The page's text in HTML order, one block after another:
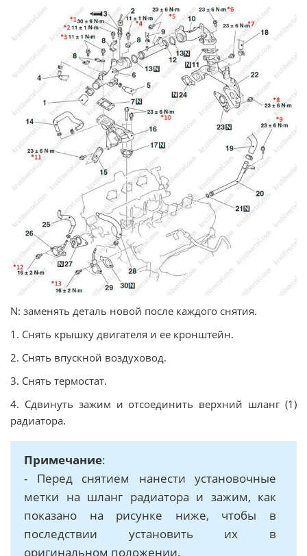
N: заменять деталь новой после каждого снятия.
1. Снять крышку двигателя и ее кронштейн.
2. Снять впускной воздуховод.
3. Снять термостат.
4. Сдвинуть зажим и отсоединить верхний шланг (1)
радиатора.
Примечание:
- Перед снятием нанести установочные
метки на шланг радиатора и зажим, как
показано на рисунке ниже, чтобы в
последствии установить их в
оригинальном положении.